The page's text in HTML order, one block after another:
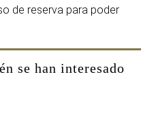
de reserva para poder
se han interesado